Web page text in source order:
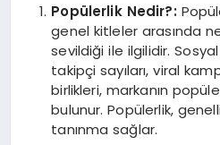
Popülerlik Nedir?:
genel kitleler arasında
sevildiği ile ilgilidir.
takipçi sayıları, viral
birlikleri, markanın
bulunur. Popülerlik,
tanınma sağlar.